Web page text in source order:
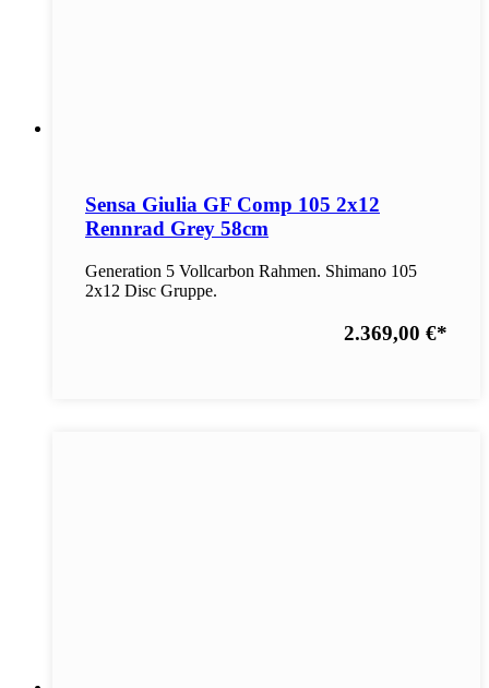
Sensa Giulia GF Comp 105 2x12
Rennrad Grey 58cm
Generation 5 Vollcarbon Rahmen. Shimano 105
2x12 Disc Gruppe.
2.369,00 €*